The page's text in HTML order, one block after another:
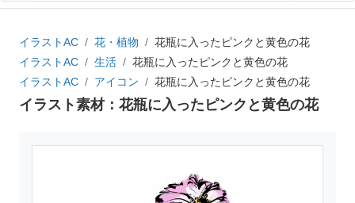
イラストAC 花・植物
花瓶に入ったピンクと黄色の花
イラストAC
生活
花瓶に入ったピンクと黄色の花
イラストAC
アイコン 花瓶に入ったピンクと黄色の花
イラスト素材：花瓶に入ったピンクと黄色の花